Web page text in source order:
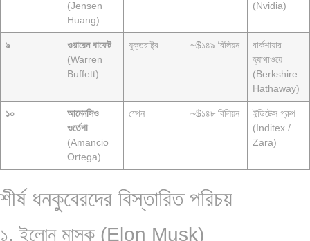
(Jensen
Huang)
(Nvidia)
৯
ওয়ারেন বাফেট
(Warren
Buffett)
যুক্তরাষ্ট্র ~$১৪৯ বিলিয়ন
বার্কশায়ার
হ্যাথাওয়ে
(Berkshire
Hathaway)
১০
আমেনসিও
ওর্তেগা
(Amancio
Ortega)
স্পেন ~$১৪৮ বিলিয়ন
ইন্ডিটেক্স গ্রুপ
(Inditex /
Zara)
শীর্ষ ধনকুবেরদের বিস্তারিত পরিচয়
১. ইলোন মাস্ক (Elon Musk)